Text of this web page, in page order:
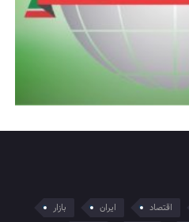
اقتصاد ایران
بازار